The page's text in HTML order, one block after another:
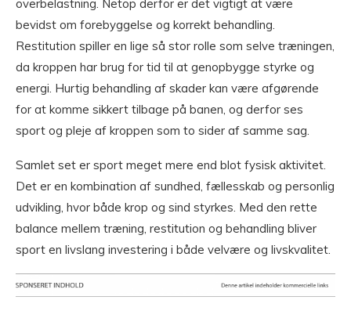
overbelastning. Netop derfor er det vigtigt at være
bevidst om forebyggelse og korrekt behandling.
Restitution spiller en lige så stor rolle som selve træningen,
da kroppen har brug for tid til at genopbygge styrke og
energi. Hurtig behandling af skader kan være afgørende
for at komme sikkert tilbage på banen, og derfor ses
sport og pleje af kroppen som to sider af samme sag.
Samlet set er sport meget mere end blot fysisk aktivitet.
Det er en kombination af sundhed, fællesskab og personlig
udvikling, hvor både krop og sind styrkes. Med den rette
balance mellem træning, restitution og behandling bliver
sport en livslang investering i både velvære og livskvalitet.